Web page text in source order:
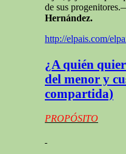
de sus
Hernández.
http://elpais.com/
¿A quién
del menor y
compartida)
PROPÓSITO